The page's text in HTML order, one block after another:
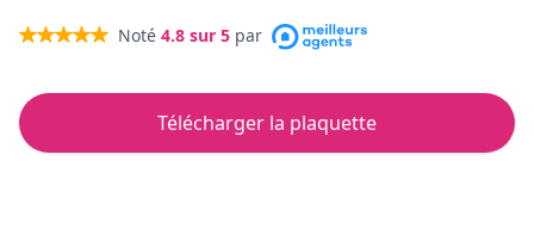
Noté 4.8 sur 5 par
Télécharger la plaquette